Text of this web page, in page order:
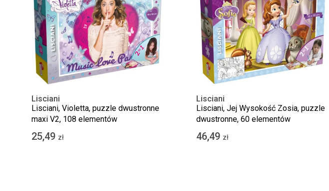
Lisciani
Lisciani, Violetta, puzzle dwustronne
maxi V2, 108 elementów
25,49 zł
Lisciani
Lisciani, Jej Wysokość Zosia, puzzle
dwustronne, 60 elementów
46,49 zł